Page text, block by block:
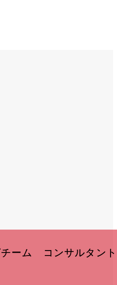
チーム コンサルタント
チーム コンサルタント